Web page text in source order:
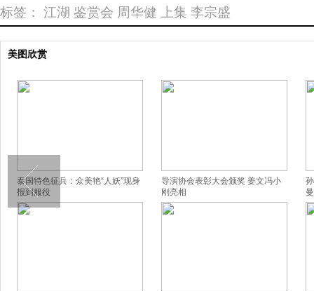
标签： 江湖 鉴赏会 周华健 上集 李宗盛
美图欣赏
泰国特色征兵：众美艳“人妖”现身
报到服役
导演协会表彰大会颁奖 姜文冯小
刚亮相